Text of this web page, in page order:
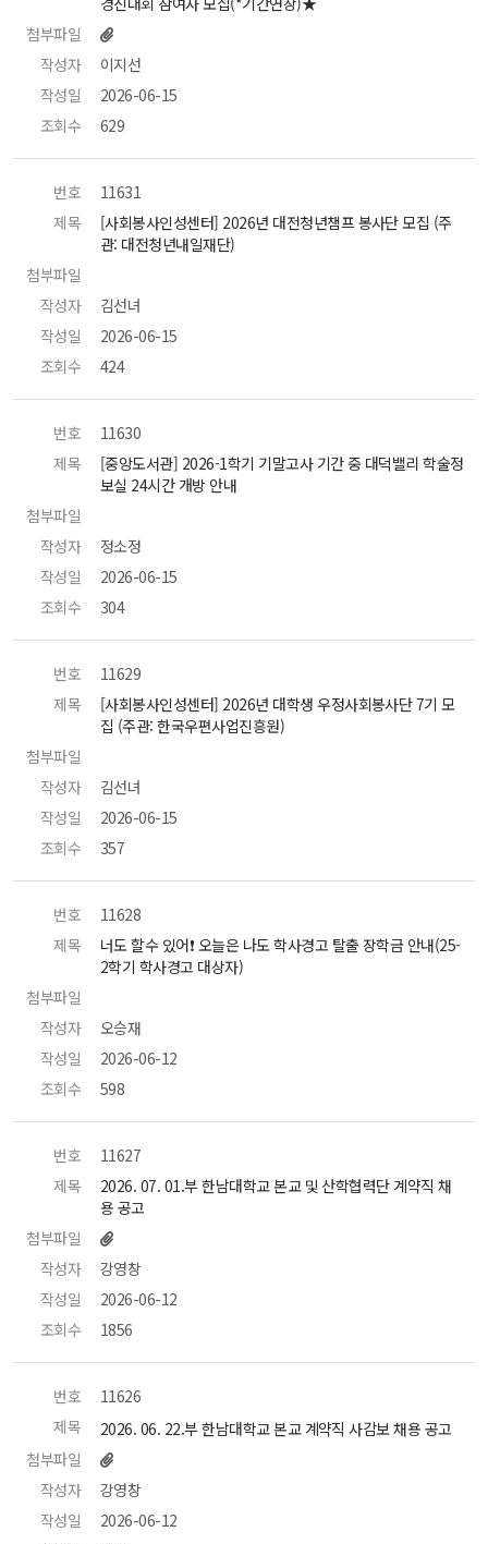
첨부파일
작성자
이지선
작성일
2026-06-15
조회수
629
번호
11631
제목
[사회봉사인성센터] 2026년 대전청년챔프 봉사단 모집 (주
관: 대전청년내일재단)
첨부파일
작성자
김선녀
작성일
2026-06-15
조회수
424
번호
11630
제목
[중앙도서관] 2026-1학기 기말고사 기간 중 대덕밸리 학술정
보실 24시간 개방 안내
첨부파일
작성자
정소정
작성일
2026-06-15
조회수
304
번호
11629
제목
[사회봉사인성센터] 2026년 대학생 우정사회봉사단 7기 모
집 (주관: 한국우편사업진흥원)
첨부파일
작성자
김선녀
작성일
2026-06-15
조회수
357
번호
11628
제목
너도 할수 있어❗ 오늘은 나도 학사경고 탈출 장학금 안내(25-
2학기 학사경고 대상자)
첨부파일
작성자
오승재
작성일
2026-06-12
조회수
598
번호
11627
제목
2026. 07. 01.부 한남대학교 본교 및 산학협력단 계약직 채
용 공고
첨부파일
작성자
강영창
작성일
2026-06-12
조회수
1856
번호
11626
제목
2026. 06. 22.부 한남대학교 본교 계약직 사감보 채용 공고
첨부파일
작성자
강영창
작성일
2026-06-12